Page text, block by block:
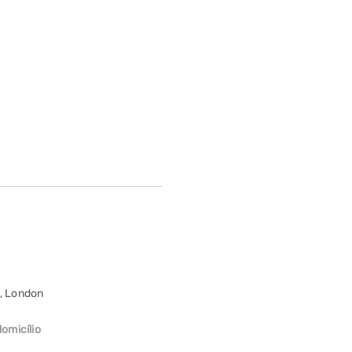
London